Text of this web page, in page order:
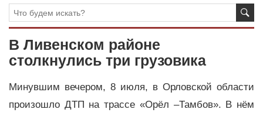
В Ливенском районе
столкнулись три грузовика
Минувшим вечером, 8 июля, в Орловской области
произошло ДТП на трассе «Орёл –Тамбов». В нём